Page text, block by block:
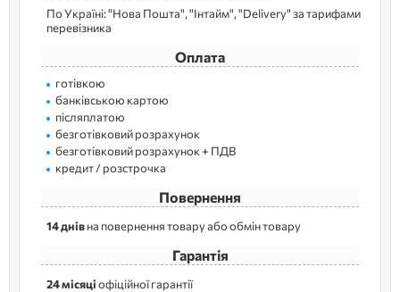
По Україні: "Нова Пошта", "Інтайм", "Delivery" за тарифами
перевізника
Оплата
готівкою
банківською картою
післяплатою
безготівковий розрахунок
безготівковий розрахунок + ПДВ
кредит / розстрочка
Повернення
14 днівна повернення товару або обмін товару
Гарантія
24 місяціофіційної гарантії